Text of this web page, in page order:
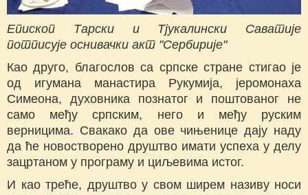
Епископ Тарски и Тјукалински Саватије
потписује оснивачки акт "Сербирије"
Као друго, благослов са српске стране стигао је
од игумана манастира Рукумија, јеромонаха
Симеона, духовника познатог и поштованог не
само међу српским, него и међу руским
верницима. Свакако да ове чињенице дају наду
да ће новостворено друштво имати успеха у делу
зацртаном у програму и циљевима истог.
И као треће, друштво у свом ширем називу носи